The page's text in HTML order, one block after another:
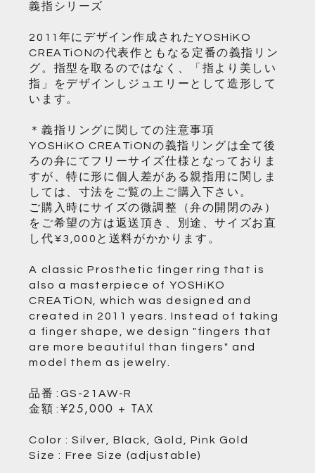
義指シリーズ
2011年にデザイン作成されたYOSHiKO
CREATiONの代表作ともなる定番の義指リン
グ。指型を取るのではなく、「指より美しい
指」をデザインしジュエリーとして造形して
います。
​＊義指リングに関しての注意事項
YOSHiKO CREATiONの義指リングは全て後
ろの弁にてフリーサイズ仕様となっておりま
すが、特に形に個人差がある親指用に関しま
しては、寸法をご覧の上ご購入下さい。
ご購入時にサイズの微調整（弁の開閉のみ）
をご希望の方は返送頂き、別途、サイズお直
し代¥3,000と送料がかかります。
A classic Prosthetic finger ring that is
also a masterpiece of YOSHiKO
CREATiON, which was designed and
created in 2011 years. Instead of taking
a finger shape, we design "fingers that
are more beautiful than fingers" and
model them as jewelry.
品番 : GS-21AW-R
金額 : ¥25,000 + TAX
Color : Silver, Black, Gold, Pink Gold
Size : Free Size (adjustable)